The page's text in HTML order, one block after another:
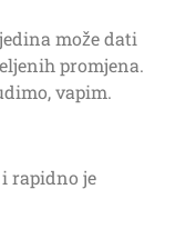
može dati
promjena.
vapim.
rapidno je